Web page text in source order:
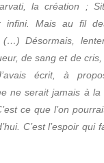
la création ;
infini. Mais au fil
(…) Désormais,
de sang et de
écrit, à
ne serait jamais à
ce que l’on
C’est l’espoir